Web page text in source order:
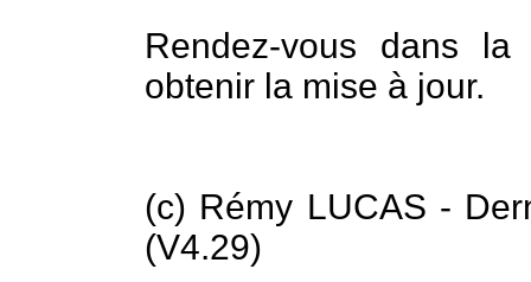
Rendez-vous dans
obtenir la mise à jour.
(c) Rémy LUCAS -
(V4.29)